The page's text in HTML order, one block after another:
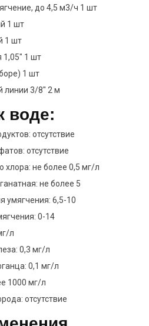
до 4,5 м3/ч 1 шт
1 шт
1 шт
1 шт
1 шт
линии 3/8″ 2 м
воде:
отсутствие
отсутствие
хлора: не более 0,5 мг/л
не более 5
умягчения: 6,5-10
0-14
л
0,3 мг/л
0,1 мг/л
1000 мг/л
отсутствие